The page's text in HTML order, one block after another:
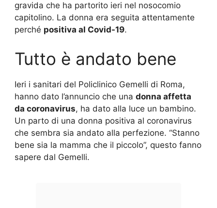
gravida che ha partorito ieri nel nosocomio
capitolino. La donna era seguita attentamente
perché positiva al Covid-19.
Tutto è andato bene
Ieri i sanitari del Policlinico Gemelli di Roma,
hanno dato l’annuncio che una donna affetta
da coronavirus, ha dato alla luce un bambino.
Un parto di una donna positiva al coronavirus
che sembra sia andato alla perfezione. “Stanno
bene sia la mamma che il piccolo”, questo fanno
sapere dal Gemelli.